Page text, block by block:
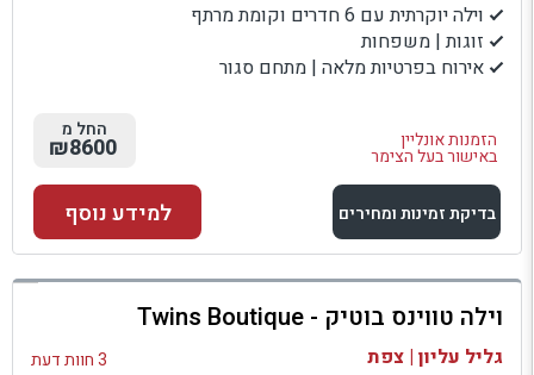
וילה יוקרתית עם 6 חדרים וקומת מרתף
זוגות | משפחות
אירוח בפרטיות מלאה | מתחם סגור
הזמנות אונליין
באישור בעל הצימר
החל מ
₪8600
בדיקת זמינות ומחירים
למתחם זה
בדיקת זמינות ומחירים
למידע נוסף
וילה טווינס בוטיק - Twins Boutique
גליל עליון | צפת 3 חוות דעת